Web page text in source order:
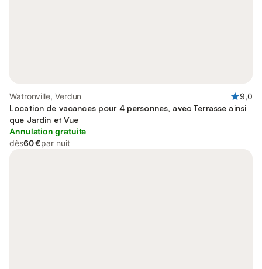
Watronville, Verdun
9,0
Location de vacances pour 4 personnes, avec Terrasse ainsi
que Jardin et Vue
Annulation gratuite
dès60 €par nuit